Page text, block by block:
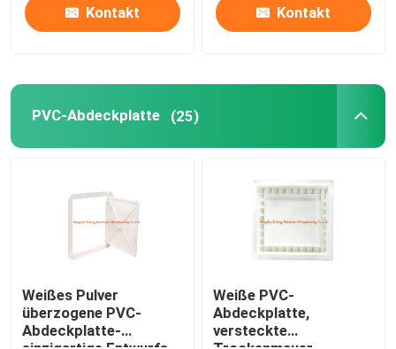
Kontakt Kontakt
PVC-Abdeckplatte (25)
Weißes Pulver
überzogene PVC-
Abdeckplatte-
Weiße PVC-
Abdeckplatte,
versteckte